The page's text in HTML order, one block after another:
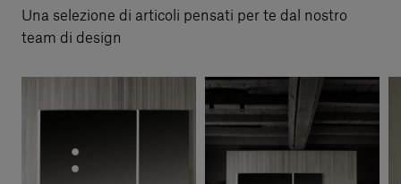
Una selezione di articoli pensati per te dal nostro
team di design